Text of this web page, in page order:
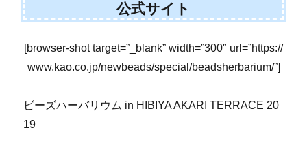
公式サイト
[browser-shot target=”_blank” width=”300″ url=”https://
www.kao.co.jp/newbeads/special/beadsherbarium/”]
ビーズハーバリウム in HIBIYA AKARI TERRACE 20
19